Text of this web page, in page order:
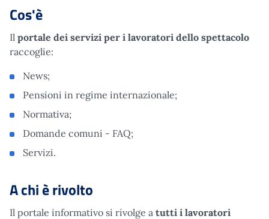
Cos'è
Il portale dei servizi per i lavoratori dello spettacolo
raccoglie:
News;
Pensioni in regime internazionale;
Normativa;
Domande comuni - FAQ;
Servizi.
A chi è rivolto
Il portale informativo si rivolge a tutti i lavoratori